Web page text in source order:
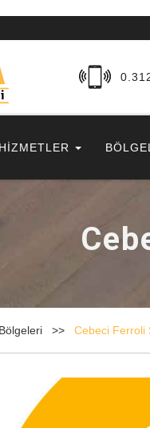
HİZMETLER
Cebeci Ferroli